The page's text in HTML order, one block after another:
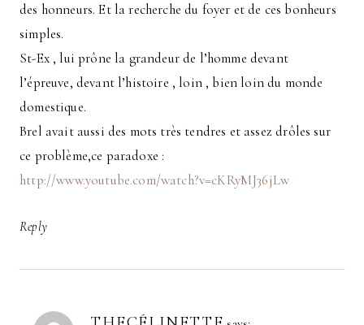
des honneurs. Et la recherche du foyer et de ces bonheurs
simples.
St-Ex , lui prône la grandeur de l’homme devant
l’épreuve, devant l’histoire , loin , bien loin du monde
domestique.
Brel avait aussi des mots très tendres et assez drôles sur
ce problème,ce paradoxe :
http://www.youtube.com/watch?v=cKRyMJ36jLw
Reply